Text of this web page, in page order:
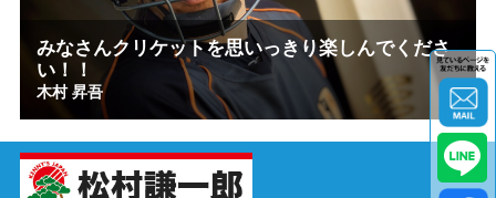
みなさんクリケットを思いっきり楽しんでくださ
い！！
木村 昇吾